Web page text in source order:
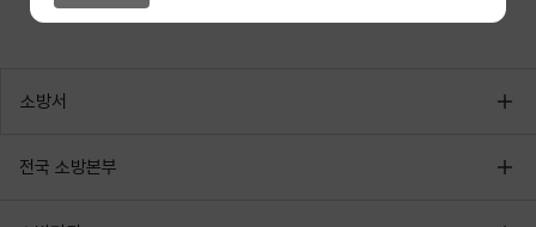
소방서
전국 소방본부